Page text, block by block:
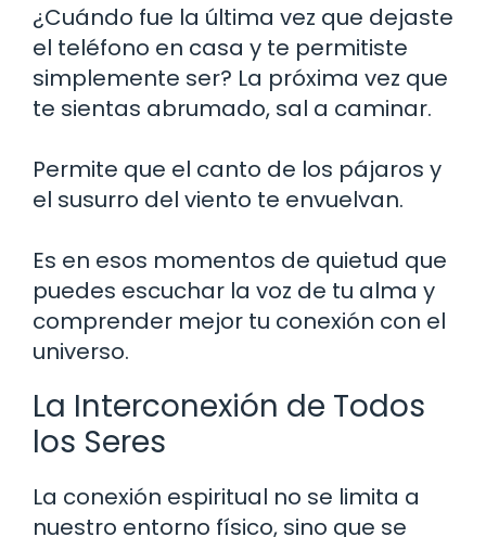
¿Cuándo fue la última vez que dejaste
el teléfono en casa y te permitiste
simplemente ser? La próxima vez que
te sientas abrumado, sal a caminar.
Permite que el canto de los pájaros y
el susurro del viento te envuelvan.
Es en esos momentos de quietud que
puedes escuchar la voz de tu alma y
comprender mejor tu conexión con el
universo.
La Interconexión de Todos
los Seres
La conexión espiritual no se limita a
nuestro entorno físico, sino que se